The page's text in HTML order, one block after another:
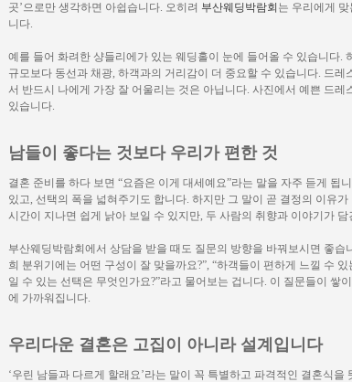
곳’으로만 생각하면 아쉽습니다. 오히려 부산웨딩박람회 는 우리에게
니다.
예를 들어 화려한 샹들리에가 있는 웨딩홀이 눈에 들어올 수 있습니다.
규모보다 동선과 채광, 하객과의 거리감이 더 중요할 수 있습니다. 드
서 반드시 나에게 가장 잘 어울리는 것은 아닙니다. 사진에서 예쁜 드
있습니다.
남들이 좋다는 것보다 우리가 편한 것
결혼 준비를 하다 보면 “요즘은 이게 대세예요”라는 말을 자주 듣게 됩
있고, 선택의 폭을 넓혀주기도 합니다. 하지만 그 말이 곧 결정의 이유
시간이 지나면 쉽게 낡아 보일 수 있지만, 두 사람의 취향과 이야기가 담
부산웨딩박람회에서 상담을 받을 때도 질문의 방향을 바꿔보시면 좋습
희 분위기에는 어떤 구성이 잘 맞을까요?”, “하객들이 편하게 느낄 수
일 수 있는 선택은 무엇인가요?”라고 물어보는 겁니다. 이 질문들이 쌓
에 가까워집니다.
우리다운 결혼은 고집이 아니라 설계입니다
‘우린 남들과 다르게 할래요’라는 말이 꼭 특별하고 파격적인 결혼식